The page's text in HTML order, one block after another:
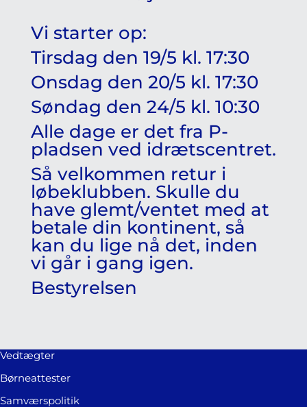
Vi starter op:
Tirsdag den 19/5 kl. 17:30
Onsdag den 20/5 kl. 17:30
Søndag den 24/5 kl. 10:30
Alle dage er det fra P-
pladsen ved idrætscentret.
Så velkommen retur i
løbeklubben. Skulle du
have glemt/ventet med at
betale din kontinent, så
kan du lige nå det, inden
vi går i gang igen.
Bestyrelsen
Vedtægter
Børneattester
Samværspolitik